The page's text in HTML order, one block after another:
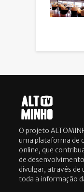
O projeto
uma plataforma de
online, que
de
divulgar, através de
toda a informação